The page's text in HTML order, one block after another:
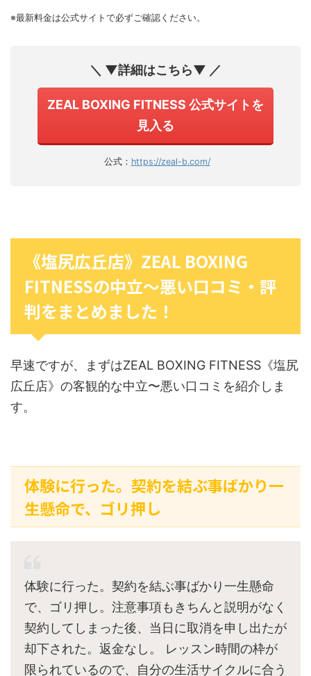
※最新料金は公式サイトで必ずご確認ください。
＼ ▼詳細はこちら▼ ／
ZEAL BOXING FITNESS 公式サイトを
見入る
公式： https://zeal-b.com/
《塩尻広丘店》ZEAL BOXING
FITNESSの中立〜悪い口コミ・評
判をまとめました！
早速ですが、まずはZEAL BOXING FITNESS《塩尻
広丘店》の客観的な中立〜悪い口コミを紹介しま
す。
体験に行った。契約を結ぶ事ばかり一
生懸命で、ゴリ押し
体験に行った。契約を結ぶ事ばかり一生懸命
で、ゴリ押し。注意事項もきちんと説明がなく
契約してしまった後、当日に取消を申し出たが
却下された。返金なし。 レッスン時間の枠が
限られているので、自分の生活サイクルに合う